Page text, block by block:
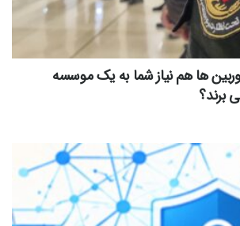
ها هم نیاز شما به یک موسسه
برند؟